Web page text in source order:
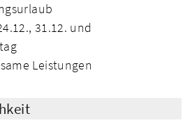
31.12. und
Leistungen